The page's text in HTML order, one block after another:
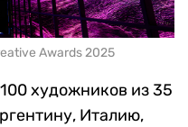
Awards 2025
художников из 35
Италию,